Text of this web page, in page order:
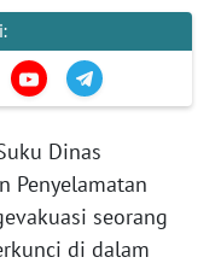
Dinas
Penyelamatan
seorang
di dalam